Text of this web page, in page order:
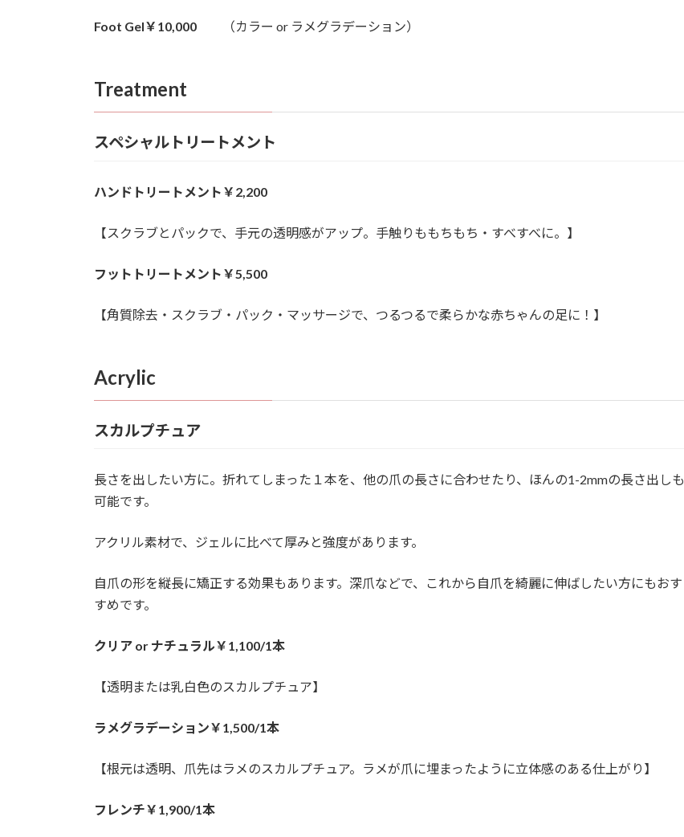
Foot Gel￥10,000 （カラー or ラメグラデーション）
Treatment
スペシャルトリートメント
ハンドトリートメント￥2,200
【スクラブとパックで、手元の透明感がアップ。手触りももちもち・すべすべに。】
フットトリートメント￥5,500
【角質除去・スクラブ・パック・マッサージで、つるつるで柔らかな赤ちゃんの足に！】
Acrylic
スカルプチュア
長さを出したい方に。折れてしまった１本を、他の爪の長さに合わせたり、ほんの1-2mmの長さ出しも
可能です。
アクリル素材で、ジェルに比べて厚みと強度があります。
自爪の形を縦長に矯正する効果もあります。深爪などで、これから自爪を綺麗に伸ばしたい方にもおす
すめです。
クリア or ナチュラル￥1,100/1本
【透明または乳白色のスカルプチュア】
ラメグラデーション￥1,500/1本
【根元は透明、爪先はラメのスカルプチュア。ラメが爪に埋まったように立体感のある仕上がり】
フレンチ￥1,900/1本